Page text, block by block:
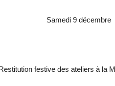
Samedi 9 décembre
festive des ateliers à la